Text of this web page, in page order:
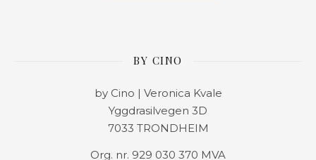
BY CINO
by Cino | Veronica Kvale
Yggdrasilvegen 3D
7033 TRONDHEIM
Org. nr. 929 030 370 MVA